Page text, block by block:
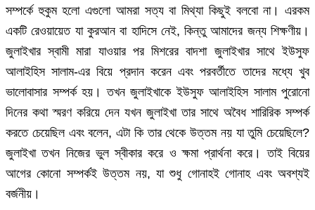
সম্পর্কে হুকুম হলো এগুলো আমরা সত্য বা মিথ্যা কিছুই বলবো না। এরকম
একটি রেওয়ায়েত যা কুরআন বা হাদিসে নেই, কিন্তু আমাদের জন্য শিক্ষণীয়।
জুলাইখার স্বামী মারা যাওয়ার পর মিশরের বাদশা জুলাইখার সাথে ইউসুফ
আলাইহিস সালাম-এর বিয়ে প্রদান করেন এবং পরবর্তীতে তাদের মধ্যে খুব
ভালোবাসার সম্পর্ক হয়। তখন জুলাইখাকে ইউসুফ আলাইহিস সালাম পুরোনো
দিনের কথা স্মরণ করিয়ে দেন যখন জুলাইখা তার সাথে অবৈধ শারিরিক সম্পর্ক
করতে চেয়েছিল এবং বলেন, এটা কি তার থেকে উত্তম নয় যা তুমি চেয়েছিলে?
জুলাইখা তখন নিজের ভুল স্বীকার করে ও ক্ষমা প্রার্থনা করে। তাই বিয়ের
আগের কোনো সম্পর্কই উত্তম নয়, যা শুধু গোনাহই গোনাহ এবং অবশ্যই
বর্জনীয়।